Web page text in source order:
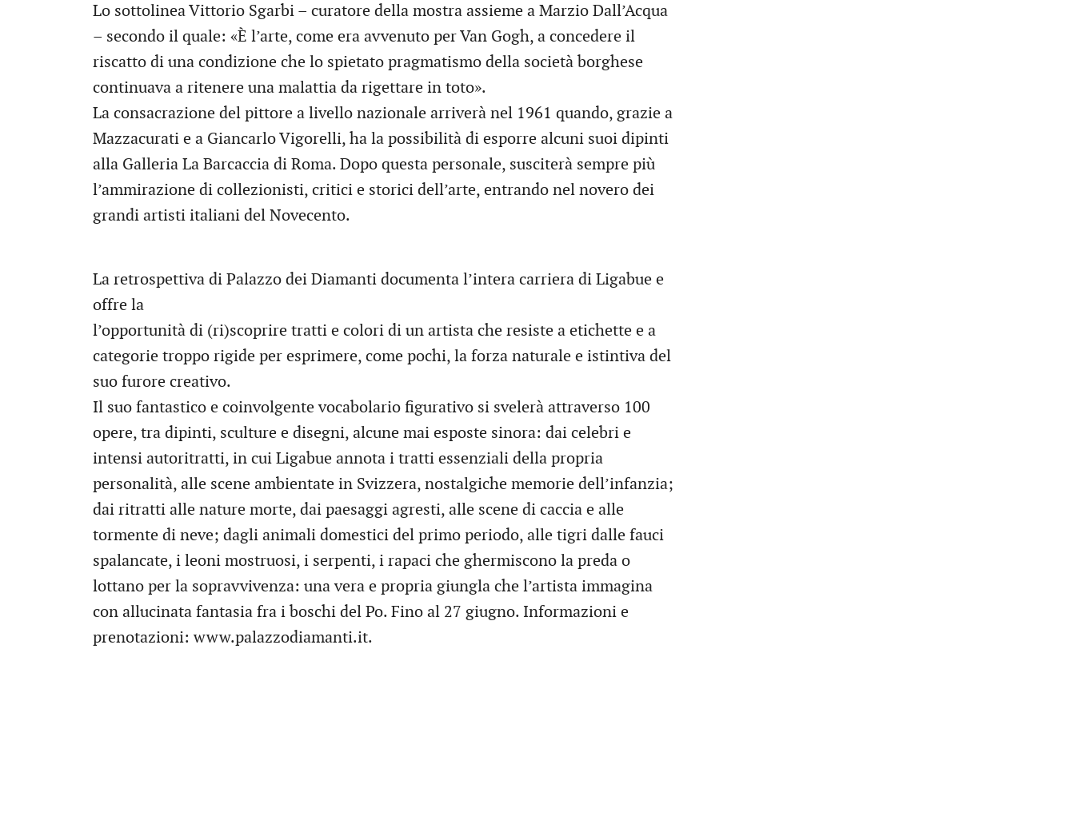
Lo sottolinea Vittorio Sgarbi – curatore della mostra assieme a Marzio Dall’Acqua
– secondo il quale: «È l’arte, come era avvenuto per Van Gogh, a concedere il
riscatto di una condizione che lo spietato pragmatismo della società borghese
continuava a ritenere una malattia da rigettare in toto».
La consacrazione del pittore a livello nazionale arriverà nel 1961 quando, grazie a
Mazzacurati e a Giancarlo Vigorelli, ha la possibilità di esporre alcuni suoi dipinti
alla Galleria La Barcaccia di Roma. Dopo questa personale, susciterà sempre più
l’ammirazione di collezionisti, critici e storici dell’arte, entrando nel novero dei
grandi artisti italiani del Novecento.
La retrospettiva di Palazzo dei Diamanti documenta l’intera carriera di Ligabue e
offre la
l’opportunità di (ri)scoprire tratti e colori di un artista che resiste a etichette e a
categorie troppo rigide per esprimere, come pochi, la forza naturale e istintiva del
suo furore creativo.
Il suo fantastico e coinvolgente vocabolario figurativo si svelerà attraverso 100
opere, tra dipinti, sculture e disegni, alcune mai esposte sinora: dai celebri e
intensi autoritratti, in cui Ligabue annota i tratti essenziali della propria
personalità, alle scene ambientate in Svizzera, nostalgiche memorie dell’infanzia;
dai ritratti alle nature morte, dai paesaggi agresti, alle scene di caccia e alle
tormente di neve; dagli animali domestici del primo periodo, alle tigri dalle fauci
spalancate, i leoni mostruosi, i serpenti, i rapaci che ghermiscono la preda o
lottano per la sopravvivenza: una vera e propria giungla che l’artista immagina
con allucinata fantasia fra i boschi del Po. Fino al 27 giugno. Informazioni e
prenotazioni: www.palazzodiamanti.it.